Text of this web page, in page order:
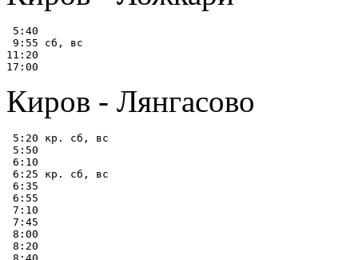
5:40
9:55 сб, вс
11:20
Киров - Лянгасово
5:20 кр. сб, вс
5:50
6:10
6:25 кр. сб, вс
6:35
6:55
7:10
7:45
8:00
8:20